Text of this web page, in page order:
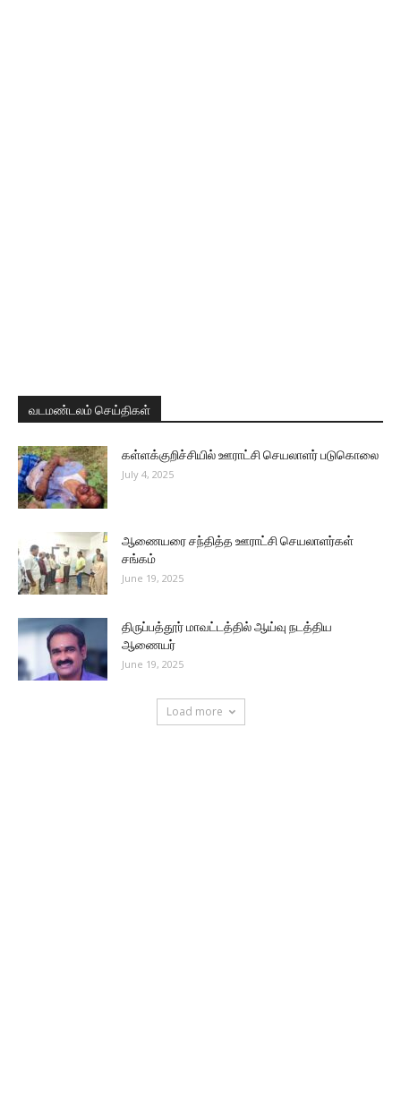
வடமண்டலம் செய்திகள்
கள்ளக்குறிச்சியில் ஊராட்சி செயலாளர் படுகொலை
July 4, 2025
ஆணையரை சந்தித்த ஊராட்சி செயலாளர்கள்
சங்கம்
June 19, 2025
திருப்பத்தூர் மாவட்டத்தில் ஆய்வு நடத்திய
ஆணையர்
June 19, 2025
Load more